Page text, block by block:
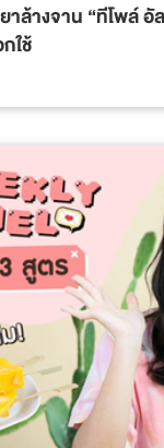
างจาน “ทีโพล์ อัล
ใช้